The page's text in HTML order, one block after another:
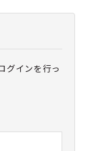
グインを行っ